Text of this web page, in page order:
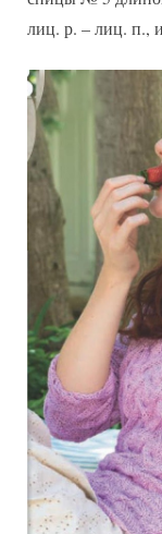
лиц. р. – лиц. п.,